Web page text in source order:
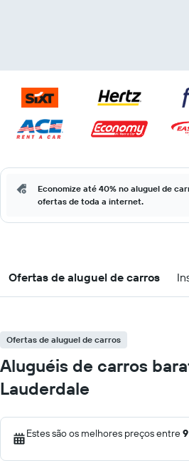
Economize até 40% no aluguel de
ofertas de toda a internet.
Ofertas de aluguel de carros
Ofertas de aluguel de carros
Aluguéis de carros
Lauderdale
Estes são os melhores preços entre